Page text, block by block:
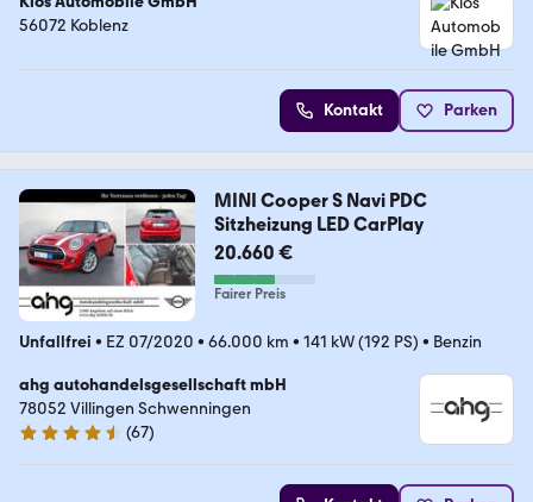
56072 Koblenz
Kontakt Parken
MINI Cooper S Navi PDC
Sitzheizung LED CarPlay
20.660 €
Fairer Preis
Unfallfrei • EZ 07/2020 • 66.000 km • 141 kW (192 PS) • Benzin
ahg autohandelsgesellschaft mbH
78052 Villingen Schwenningen
4.7 Sterne
(67)